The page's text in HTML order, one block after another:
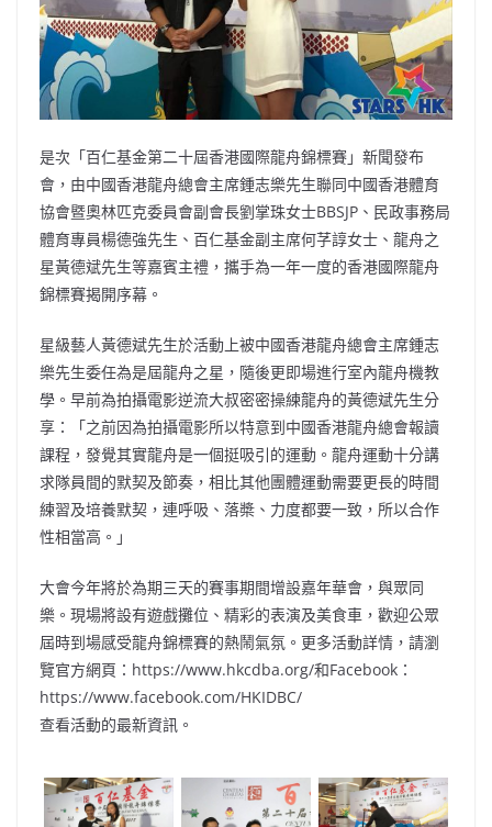
是次「百仁基金第二十屆香港國際龍舟錦標賽」新聞發布
會，由中國香港龍舟總會主席鍾志樂先生聯同中國香港體育
協會暨奧林匹克委員會副會長劉掌珠女士BBSJP、民政事務局
體育專員楊德強先生、百仁基金副主席何芓諄女士、龍舟之
星黃德斌先生等嘉賓主禮，攜手為一年一度的香港國際龍舟
錦標賽揭開序幕。
星級藝人黃德斌先生於活動上被中國香港龍舟總會主席鍾志
樂先生委任為是屆龍舟之星，隨後更即場進行室內龍舟機教
學。早前為拍攝電影逆流大叔密密操練龍舟的黃德斌先生分
享：「之前因為拍攝電影所以特意到中國香港龍舟總會報讀
課程，發覺其實龍舟是一個挺吸引的運動。龍舟運動十分講
求隊員間的默契及節奏，相比其他團體運動需要更長的時間
練習及培養默契，連呼吸、落槳、力度都要一致，所以合作
性相當高。」
大會今年將於為期三天的賽事期間增設嘉年華會，與眾同
樂。現場將設有遊戲攤位、精彩的表演及美食車，歡迎公眾
屆時到場感受龍舟錦標賽的熱鬧氣氛。更多活動詳情，請瀏
覽官方網頁：https://www.hkcdba.org/和Facebook：
https://www.facebook.com/HKIDBC/
查看活動的最新資訊。